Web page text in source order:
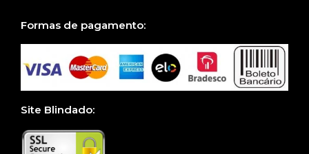
Formas de pagamento:
Site Blindado: